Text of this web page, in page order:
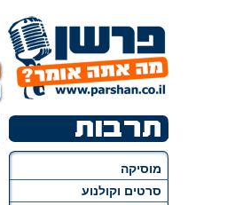
מוסיקה
סרטים וקולנוע